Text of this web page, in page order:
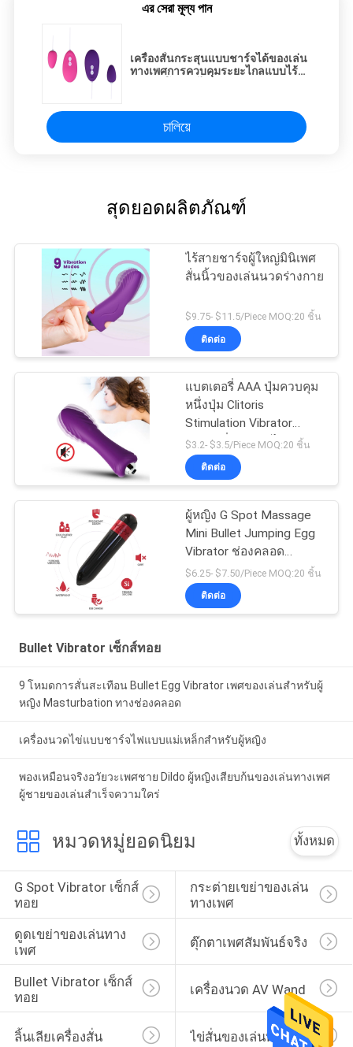
এর সেরা মূল্য পান
เครื่องสั่นกระสุนแบบชาร์จได้ของเล่น
ทางเพศการควบคุมระยะไกลแบบไร้
চালিয়ে
สุดยอดผลิตภัณฑ์
ไร้สายชาร์จผู้ใหญ่มินิเพศ
สั่นนิ้วของเล่นนวดร่างกาย
$9.75- $11.5/Piece MOQ:20 ชิ้น
ติดต่อ
แบตเตอรี่ AAA ปุ่มควบคุม
หนึ่งปุ่ม Clitoris
Stimulation Vibrator
กระสุนที่ถอดออกได้
$3.2- $3.5/Piece MOQ:20 ชิ้น
ติดต่อ
ผู้หญิง G Spot Massage
Mini Bullet Jumping Egg
Vibrator ช่องคลอด
Vibrating Sex Toy
$6.25- $7.50/Piece MOQ:20 ชิ้น
ติดต่อ
Bullet Vibrator เซ็กส์ทอย
9 โหมดการสั่นสะเทือน Bullet Egg Vibrator เพศของเล่นสำหรับผู้
หญิง Masturbation ทางช่องคลอด
เครื่องนวดไข่แบบชาร์จไฟแบบแม่เหล็กสำหรับผู้หญิง
พองเหมือนจริงอวัยวะเพศชาย Dildo ผู้หญิงเสียบก้นของเล่นทางเพศ
ผู้ชายของเล่นสำเร็จความใคร่
หมวดหมู่ยอดนิยม ทั้งหมด
G Spot Vibrator เซ็กส์
ทอย
กระต่ายเขย่าของเล่น
ทางเพศ
ดูดเขย่าของเล่นทาง
เพศ
ตุ๊กตาเพศสัมพันธ์จริง
Bullet Vibrator เซ็กส์
ทอย
เครื่องนวด AV Wand
ลิ้นเลียเครื่องสั่น ไข่สั่นของเล่นทางเพศ